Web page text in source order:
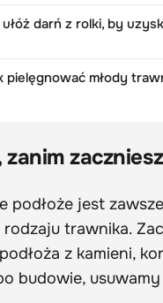
darń z rolki, by
pielęgnować młody
podłoże jest
rodzaju trawnika.
z kamieni,
budowie,